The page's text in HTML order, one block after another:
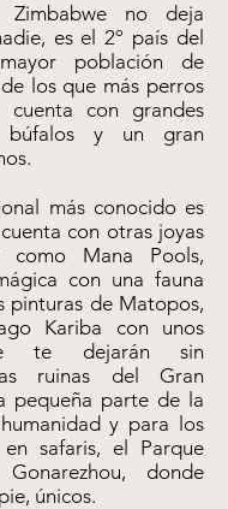
no deja
es el 2º país del
población de
los que más perros
cuenta con grandes
búfalos y un gran
más conocido es
con otras joyas
como Mana Pools,
con una fauna
pinturas de Matopos,
Kariba con unos
te dejarán sin
ruinas del Gran
pequeña parte de la
y para los
safaris, el Parque
donde
únicos.